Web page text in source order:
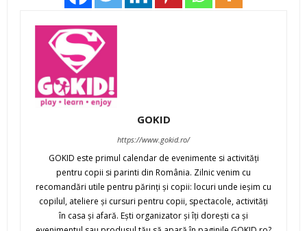
GOKID
https://www.gokid.ro/
GOKID este primul calendar de evenimente si activităţi
pentru copii si parinti din România. Zilnic venim cu
recomandări utile pentru părinţi şi copii: locuri unde ieşim cu
copilul, ateliere şi cursuri pentru copii, spectacole, activităţi
în casa şi afară. Eşti organizator şi îţi doreşti ca şi